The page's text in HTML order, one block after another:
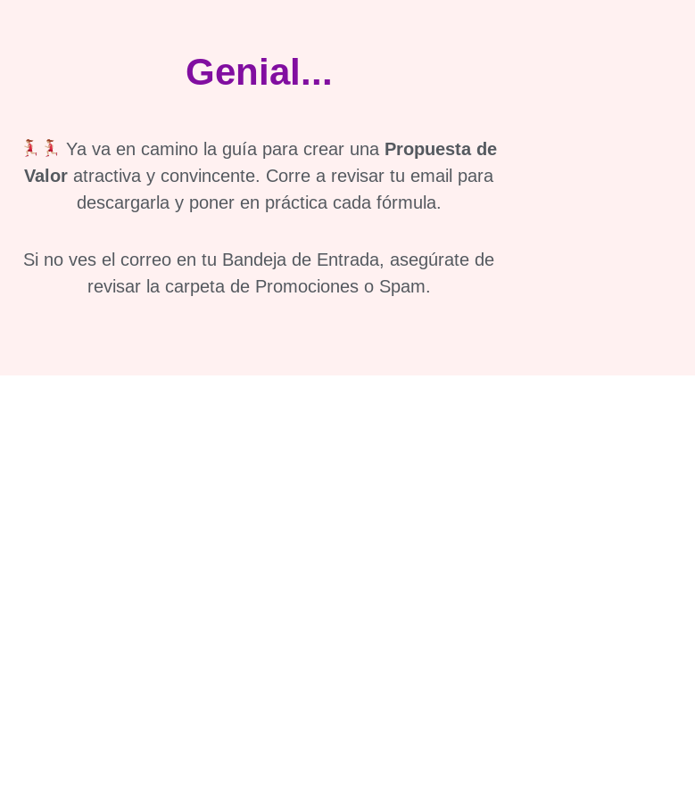
Genial...
Ya va en camino la guía para crear una Propuesta de
Valor atractiva y convincente. Corre a revisar tu email para
descargarla y poner en práctica cada fórmula.
Si no ves el correo en tu Bandeja de Entrada, asegúrate de
revisar la carpeta de Promociones o Spam.